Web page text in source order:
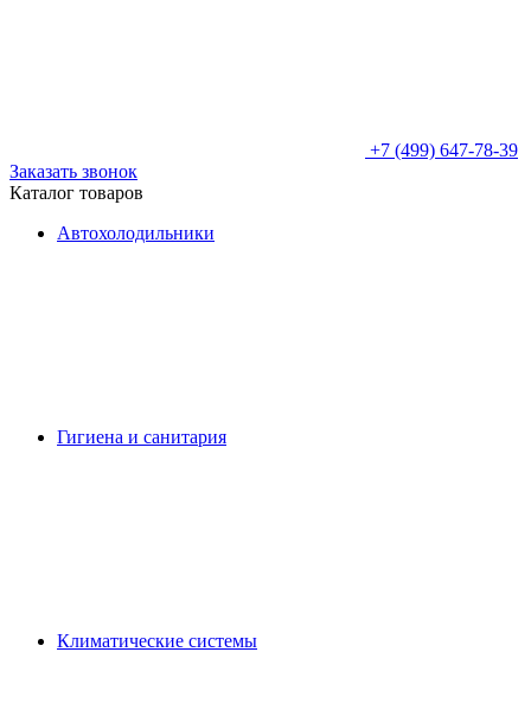
+7 (499) 647-78-39
Заказать звонок
Каталог товаров
Автохолодильники
Гигиена и санитария
Климатические системы